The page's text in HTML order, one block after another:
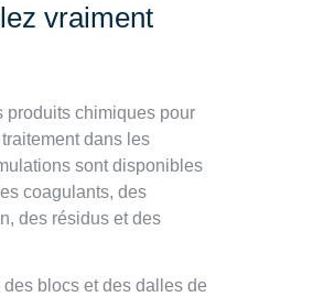
vraiment
produits chimiques pour
dans les
sont disponibles
coagulants, des
des résidus et des
blocs et des dalles de